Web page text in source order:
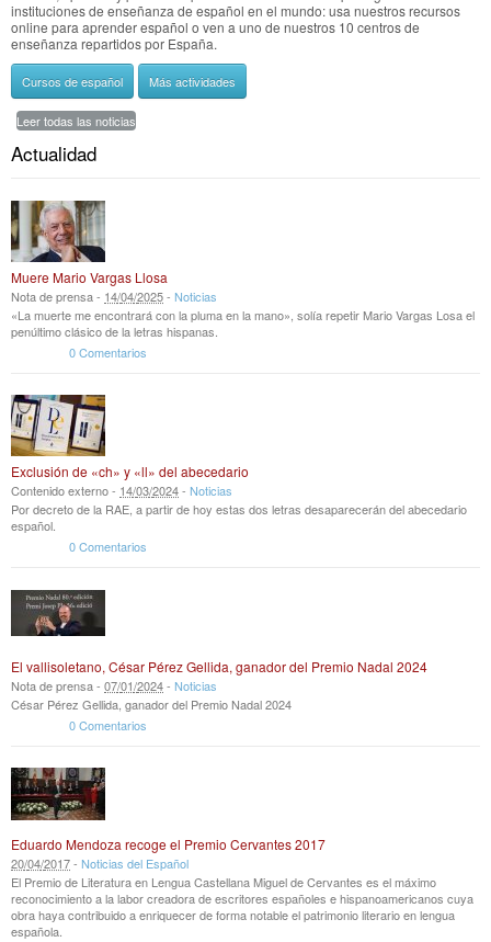
instituciones de enseñanza de español en el mundo: usa nuestros recursos
online para aprender español o ven a uno de nuestros 10 centros de
enseñanza repartidos por España.
Cursos de español Más actividades
Leer todas las noticias
Actualidad
Muere Mario Vargas Llosa
Nota de prensa - 14/04/2025- Noticias
«La muerte me encontrará con la pluma en la mano», solía repetir Mario Vargas Losa el
penúltimo clásico de la letras hispanas.
0 Comentarios
Exclusión de «ch» y «ll» del abecedario
Contenido externo - 14/03/2024- Noticias
Por decreto de la RAE, a partir de hoy estas dos letras desaparecerán del abecedario
español.
0 Comentarios
El vallisoletano, César Pérez Gellida, ganador del Premio Nadal 2024
Nota de prensa - 07/01/2024- Noticias
César Pérez Gellida, ganador del Premio Nadal 2024
0 Comentarios
Eduardo Mendoza recoge el Premio Cervantes 2017
20/04/2017- Noticias del Español
El Premio de Literatura en Lengua Castellana Miguel de Cervantes es el máximo
reconocimiento a la labor creadora de escritores españoles e hispanoamericanos cuya
obra haya contribuido a enriquecer de forma notable el patrimonio literario en lengua
española.